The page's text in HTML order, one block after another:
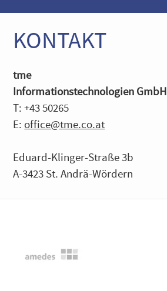
KONTAKT
tme
Informationstechnologien GmbH
T: +43 50265
E: office@tme.co.at
Eduard-Klinger-Straße 3b
A-3423 St. Andrä-Wördern